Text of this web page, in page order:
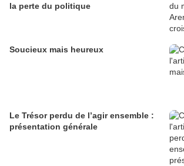
la perte du politique
Soucieux mais heureux
Le Trésor perdu de l’agir ensemble :
présentation générale